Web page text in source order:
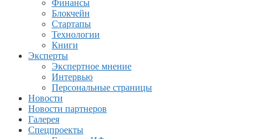
Финансы
Блокчейн
Стартапы
Технологии
Книги
Эксперты
Экспертное мнение
Интервью
Персональные страницы
Новости
Новости партнеров
Галерея
Спецпроекты